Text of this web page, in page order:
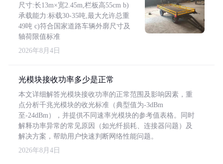
尺寸:长13m×宽2.45m,栏板高55cm b)
承载能力:标载30-35吨,最大允许总重
49吨 c)符合国家道路车辆外廓尺寸及
轴荷限值标准
2026年8月4日
光模块接收功率多少是正常
本文详细解答光模块接收功率的正常范围及影响因素，重
点分析千兆光模块的收光标准（典型值为-3dBm
至-24dBm），并提供不同速率光模块的参考值表格。同时
解释功率异常的常见原因（如光纤损耗、连接器问题）及
解决方案，帮助用户快速判断网络性能问题。
2026年8月4日